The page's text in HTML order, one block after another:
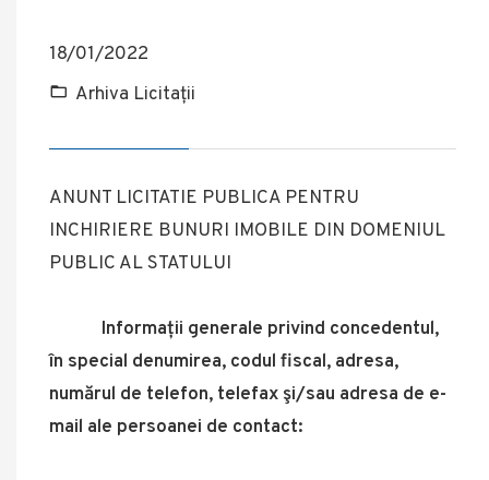
18/01/2022
Arhiva Licitații
ANUNT LICITATIE PUBLICA PENTRU
INCHIRIERE BUNURI IMOBILE DIN DOMENIUL
PUBLIC AL STATULUI
Informații generale privind concedentul,
în special denumirea, codul fiscal, adresa,
numărul de telefon, telefax şi/sau adresa de e-
mail ale persoanei de contact: